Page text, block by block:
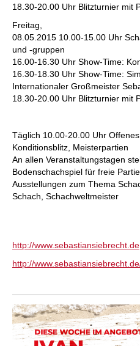
18.30-20.00 Uhr Blitzturnier mit
Freitag,
08.05.2015 10.00-15.00 Uhr
und -gruppen
16.00-16.30 Uhr Show-Time:
16.30-18.30 Uhr Show-Time:
Internationaler Großmeister
18.30-20.00 Uhr Blitzturnier mit
Täglich 10.00-20.00 Uhr
Konditionsblitz, Meisterpartien
An allen Veranstaltungstagen
Bodenschachspiel für freie
Ausstellungen zum Thema
Schach, Schachweltmeister
http://www.sebastiansiebrecht.de
http://